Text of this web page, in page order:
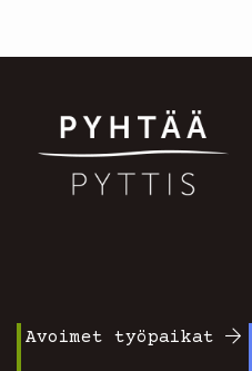
Avoimet työpaikat